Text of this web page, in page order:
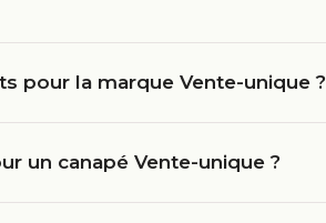
pour la marque Vente-unique ?
un canapé Vente-unique ?